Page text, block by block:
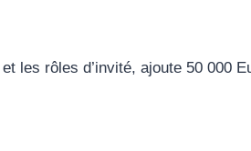
les rôles d’invité, ajoute 50 000